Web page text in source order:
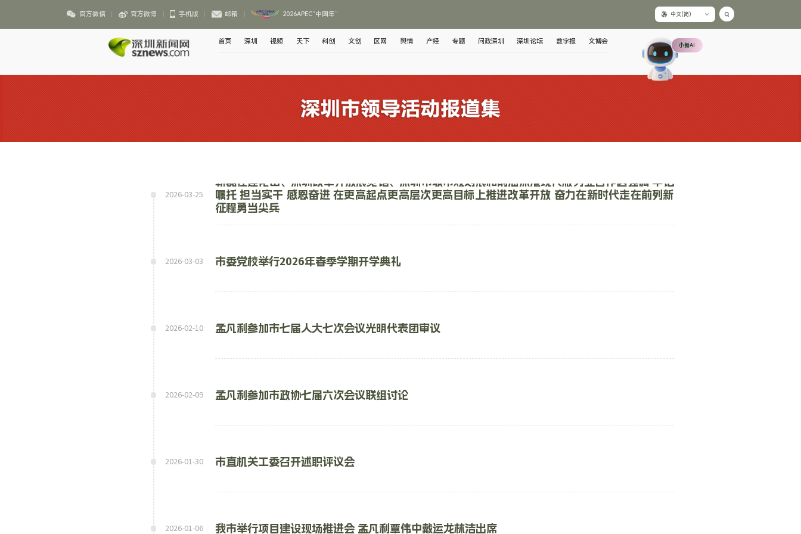
官方微信 官方微博 手机版 邮箱 2026APEC“中国年” 中文(简)
首页 深圳 视频 天下 科创 文创 区网 舆情 产经 专题 问政深圳 深圳论坛 数字报 文博会 小新AI
2026-03-25
靳磊在莲花山、深圳改革开放展览馆、深圳市城市规划展和前海深港现代服务业合作区强调 牢记
嘱托 担当实干 感恩奋进 在更高起点更高层次更高目标上推进改革开放 奋力在新时代走在前列新
征程勇当尖兵
2026-03-03 市委党校举行2026年春季学期开学典礼
2026-02-10 孟凡利参加市七届人大七次会议光明代表团审议
2026-02-09 孟凡利参加市政协七届六次会议联组讨论
2026-01-30 市直机关工委召开述职评议会
2026-01-06 我市举行项目建设现场推进会 孟凡利覃伟中戴运龙林洁出席